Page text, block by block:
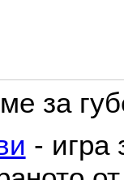
за
- игра